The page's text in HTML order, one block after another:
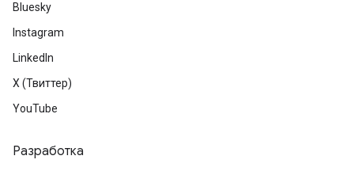
Bluesky
Instagram
LinkedIn
X (Твиттер)
YouTube
Разработка